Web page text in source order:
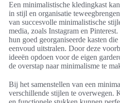
Een minimalistische kledingkast
in stijl en organisatie
van succesvolle minimalistische
media, zoals Instagram en
hun goed georganiseerde kasten
eenvoud uitstralen. Door deze
ideeën opdoen voor de eigen
de overstap naar minimalisme te
Bij het samenstellen van een
verschillende stijlen te overwegen.